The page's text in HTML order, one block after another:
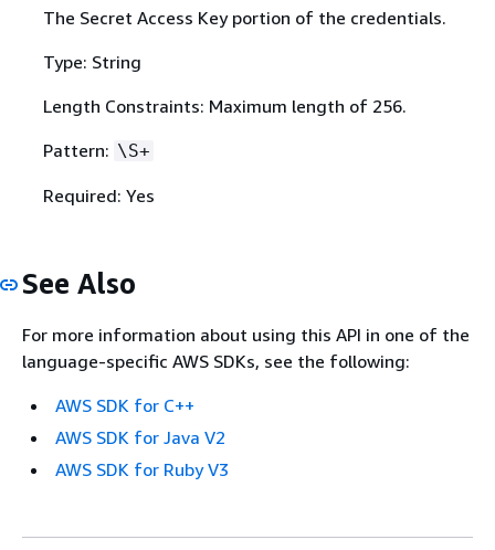
The Secret Access Key portion of the credentials.
Type: String
Length Constraints: Maximum length of 256.
Pattern: \S+
Required: Yes
See Also
For more information about using this API in one of the
language-specific AWS SDKs, see the following:
AWS SDK for C++
AWS SDK for Java V2
AWS SDK for Ruby V3